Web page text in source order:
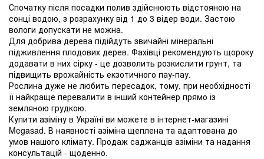
Спочатку після посадки полив здійснюють відстояною на
сонці водою, з розрахунку від 1 до 3 відер води. Застою
вологи допускати не можна.
Для добрива дерева підійдуть звичайні мінеральні
підживлення плодових дерев. Фахівці рекомендують щороку
додавати в них сірку - це дозволить розкислити грунт, та
підвищить врожайність екзотичного пау-пау.
Рослина дуже не любить пересадок, тому, при необхідності
її найкраще перевалити в інший контейнер прямо із
земляною грудкою.
Купити азіміну в Україні ви можете в інтернет-магазині
Megasad. В наявності азіміна щеплена та адаптована до
умов нашого клімату. Продаж саджанців азіміни та надання
консультацій - щоденно.